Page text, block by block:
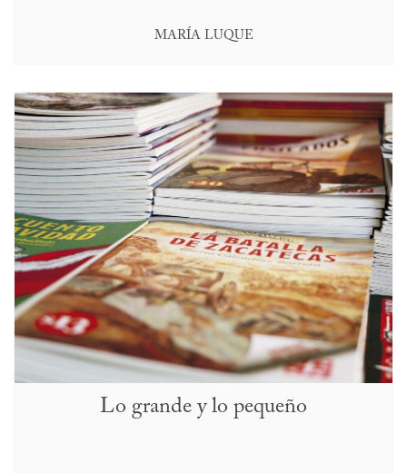
MARÍA LUQUE
Lo grande y lo pequeño